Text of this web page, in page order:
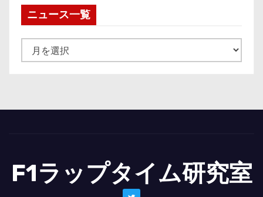
ニュース一覧
ュ
一
F1ラップタイム研究室